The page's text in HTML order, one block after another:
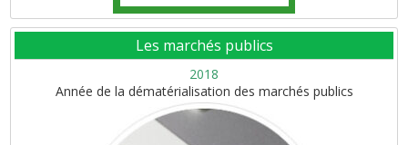
Les marchés publics
2018
Année de la dématérialisation des marchés publics